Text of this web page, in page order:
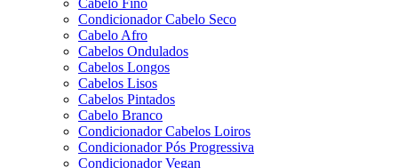
Cabelo Fino
Condicionador Cabelo Seco
Cabelo Afro
Cabelos Ondulados
Cabelos Longos
Cabelos Lisos
Cabelos Pintados
Cabelo Branco
Condicionador Cabelos Loiros
Condicionador Pós Progressiva
Condicionador Vegan